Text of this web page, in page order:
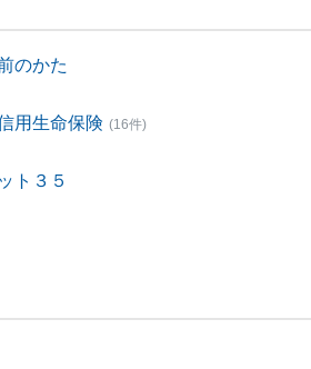
のかた
用生命保険 (16件)
ト３５